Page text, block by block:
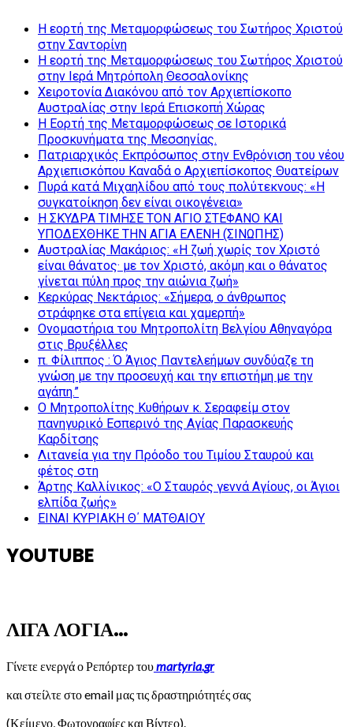
Η εορτή της Μεταμορφώσεως του Σωτήρος Χριστού
στην Σαντορίνη
Η εορτή της Μεταμορφώσεως του Σωτήρος Χριστού
στην Ιερά Μητρόπολη Θεσσαλονίκης
Χειροτονία Διακόνου από τον Αρχιεπίσκοπο
Αυστραλίας στην Ιερά Επισκοπή Χώρας
Η Εορτή της Μεταμορφώσεως σε Ιστορικά
Προσκυνήματα της Μεσσηνίας.
Πατριαρχικός Εκπρόσωπος στην Ενθρόνιση του νέου
Αρχιεπισκόπου Καναδά ο Αρχιεπίσκοπος Θυατείρων
Πυρά κατά Μιχαηλίδου από τους πολύτεκνους: «Η
συγκατοίκηση δεν είναι οικογένεια»
Η ΣΚΥΔΡΑ ΤΙΜΗΣΕ ΤΟΝ ΑΓΙΟ ΣΤΕΦΑΝΟ ΚΑΙ
ΥΠΟΔΕΧΘΗΚΕ ΤΗΝ ΑΓΙΑ ΕΛΕΝΗ (ΣΙΝΩΠΗΣ)
Αυστραλίας Μακάριος: «Η ζωή χωρίς τον Χριστό
είναι θάνατος· με τον Χριστό, ακόμη και ο θάνατος
γίνεται πύλη προς την αιώνια ζωή»
Κερκύρας Νεκτάριος: «Σήμερα, ο άνθρωπος
στράφηκε στα επίγεια και χαμερπή»
Ονομαστήρια του Μητροπολίτη Βελγίου Αθηναγόρα
στις Βρυξέλλες
π. Φίλιππος : Ό Άγιος Παντελεήμων συνδύαζε τη
γνώση με την προσευχή και την επιστήμη με την
αγάπη.”
Ο Μητροπολίτης Κυθήρων κ. Σεραφείμ στον
πανηγυρικό Εσπερινό της Αγίας Παρασκευής
Καρδίτσης
Λιτανεία για την Πρόοδο του Τιμίου Σταυρού και
φέτος στη
Άρτης Καλλίνικος: «Ο Σταυρός γεννά Αγίους, οι Άγιοι
ελπίδα ζωής»
ΕΙΝΑΙ ΚΥΡΙΑΚΗ Θ΄ ΜΑΤΘΑΙΟΥ
YOUTUBE
ΛΙΓΑ ΛΟΓΙΑ…
Γίνετε ενεργά ο Ρεπόρτερ τουmartyria.gr
και στείλτε στο email μας τις δραστηριότητές σας
(Κείμενο, Φωτογραφίες και Βίντεο).